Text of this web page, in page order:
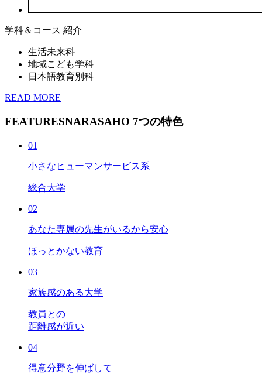
学科＆コース 紹介
生活未来科
地域こども学科
日本語教育別科
READ MORE
FEATURESNARASAHO 7つの特色
01
小さなヒューマンサービス系
総合大学
02
あなた専属の先生がいるから安心
ほっとかない教育
03
家族感のある大学
教員との
距離感が近い
04
得意分野を伸ばして